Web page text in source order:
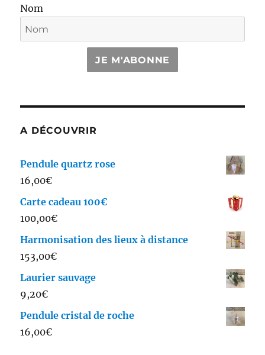
Nom
JE M'ABONNE
A DÉCOUVRIR
Pendule quartz rose
16,00€
Carte cadeau 100€
100,00€
Harmonisation des lieux à distance
153,00€
Laurier sauvage
9,20€
Pendule cristal de roche
16,00€